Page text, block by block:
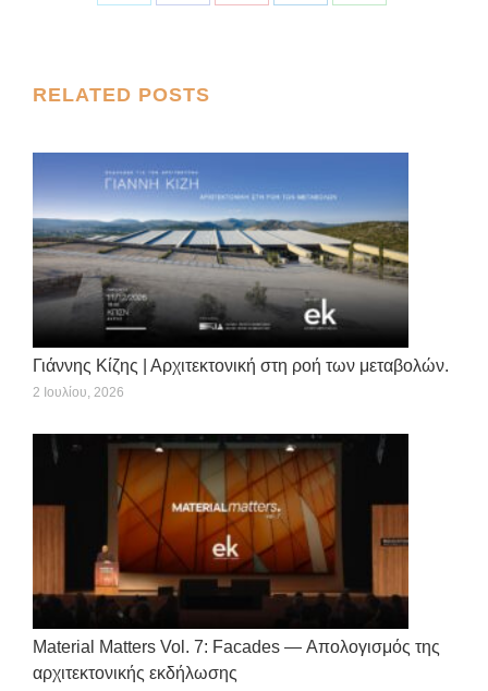
Post
RELATED POSTS
Γιάννης Κίζης | Αρχιτεκτονική στη ροή των μεταβολών.
2 Ιουλίου, 2026
Material Matters Vol. 7: Facades — Απολογισμός της
αρχιτεκτονικής εκδήλωσης